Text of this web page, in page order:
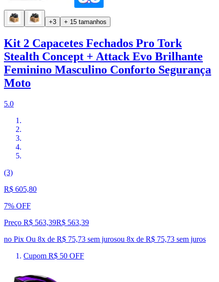
+3 + 15 tamanhos
Kit 2 Capacetes Fechados Pro Tork
Stealth Concept + Attack Evo Brilhante
Feminino Masculino Conforto Segurança
Moto
5.0
(3)
R$ 605,80
7% OFF
Preço R$ 563,39R$ 563,39
no Pix Ou 8x de R$ 75,73 sem jurosou 8x de R$ 75,73 sem juros
Cupom R$ 50 OFF